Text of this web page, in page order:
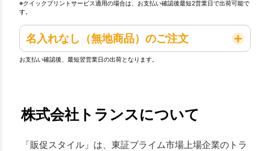
※クイックプリントサービス適用の場合は、お支払い確認後最短2営業日で出荷可能で
す。
名入れなし（無地商品）のご注文
お支払い確認後、最短翌営業日の出荷となります。
株式会社トランスについて
「販促スタイル」は、東証プライム市場上場企業のトラ